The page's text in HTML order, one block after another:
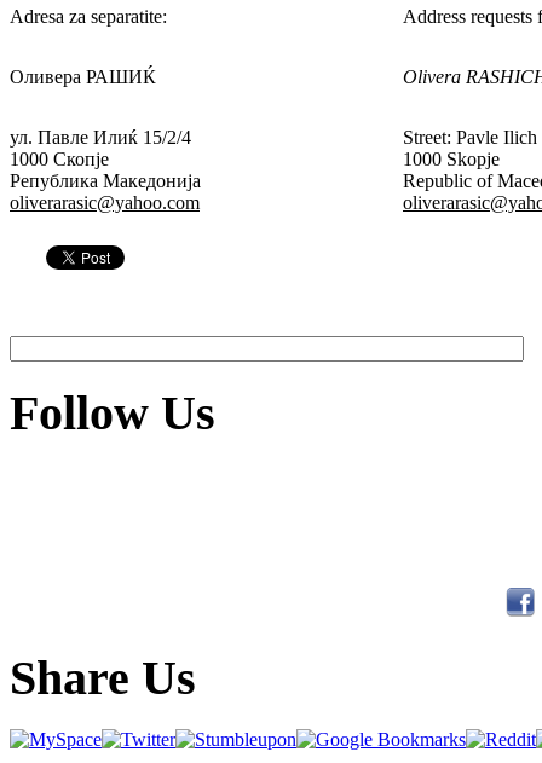
Adresa za separatite: Address requests
Оливера РАШИЌ Olivera
ул. Павле Илиќ 15/2/4
1000 Скопје
Република Македонија
oliverarasic@yahoo.com
Street: Pavle
1000 Skopje
Republic of
Follow Us
Share Us